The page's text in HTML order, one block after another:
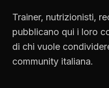
Trainer, nutrizionisti,
pubblicano qui i loro
di chi vuole
community italiana.